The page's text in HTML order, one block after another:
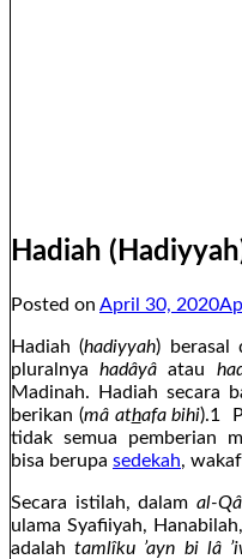
Hadiah
Posted on April 30, 2020
Hadiah (hadiyyah)
pluralnyahadâyâatau
Madinah. Hadiah secara
berikan (mâ athafa bihi).1
tidak semua pemberian
bisa berupa sedekah,
Secara istilah, dalam al-
ulama Syafiiyah,
adalahtamlîku ’ayn bi lâ